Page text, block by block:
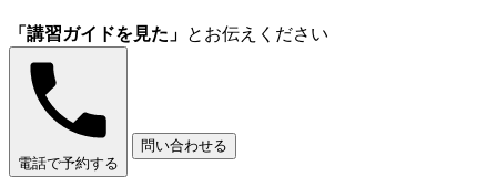
「講習ガイドを見た」 とお伝えください
電話で予約する
問い合わせる